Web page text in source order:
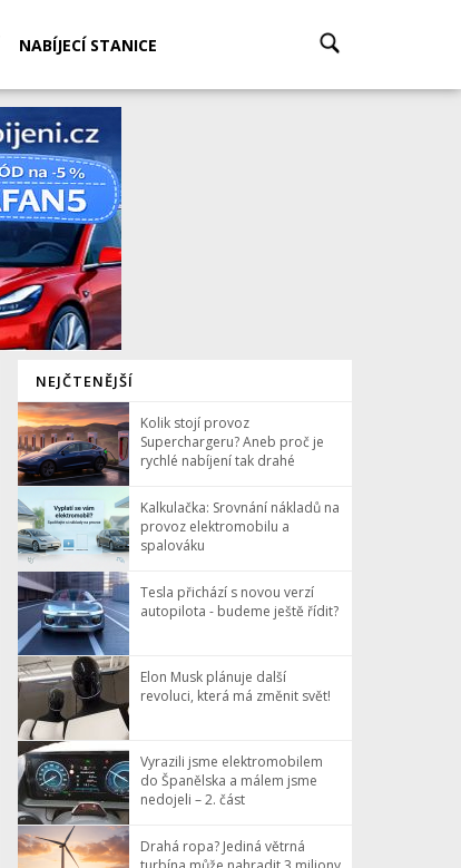
NABÍJECÍ STANICE
NEJČTENĚJŠÍ
Kolik stojí provoz
Superchargeru? Aneb proč je
rychlé nabíjení tak drahé
Kalkulačka: Srovnání nákladů na
provoz elektromobilu a
spalováku
Tesla přichází s novou verzí
autopilota - budeme ještě řídit?
Elon Musk plánuje další
revoluci, která má změnit svět!
Vyrazili jsme elektromobilem
do Španělska a málem jsme
nedojeli – 2. část
Drahá ropa? Jediná větrná